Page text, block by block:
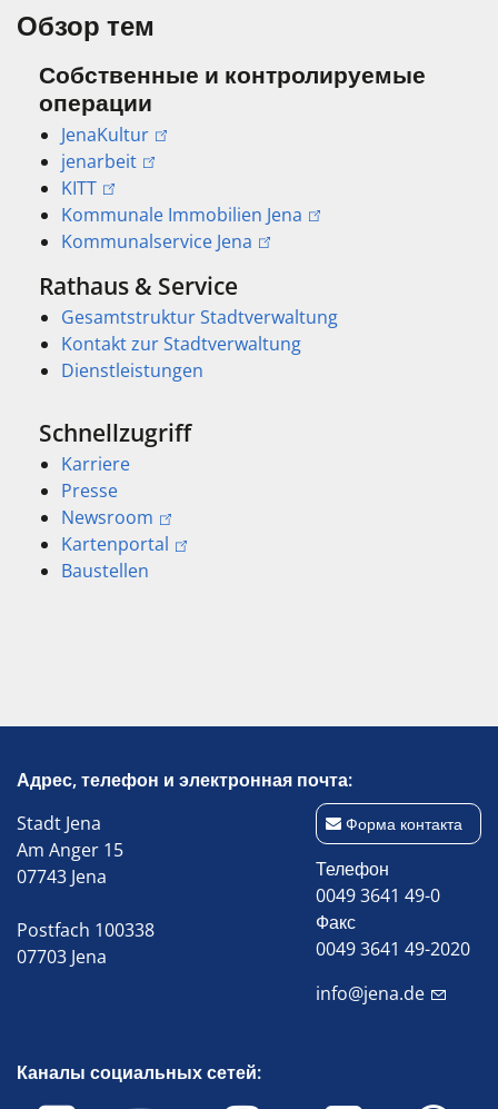
Обзор тем
Собственные и контролируемые
операции
JenaKultur
jenarbeit
KITT
Kommunale Immobilien Jena
Kommunalservice Jena
Rathaus & Service
Gesamtstruktur Stadtverwaltung
Kontakt zur Stadtverwaltung
Dienstleistungen
Schnellzugriff
Karriere
Presse
Newsroom
Kartenportal
Baustellen
Адрес, телефон и электронная почта:
Stadt Jena
Am Anger 15
07743 Jena
Postfach 100338
07703 Jena
Форма контакта
Телефон
0049 3641 49-0
Факс
0049 3641 49-2020
info@jena.de
Каналы социальных сетей: